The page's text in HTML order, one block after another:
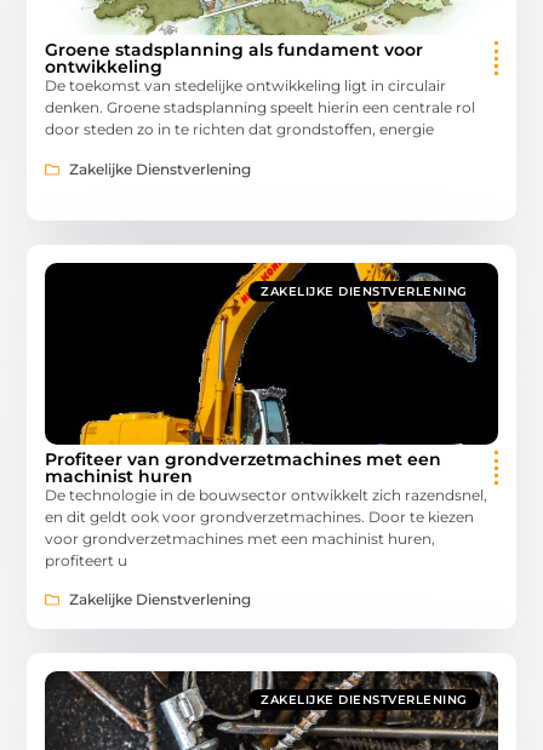
Groene stadsplanning als fundament voor
ontwikkeling
De toekomst van stedelijke ontwikkeling ligt in circulair
denken. Groene stadsplanning speelt hierin een centrale rol
door steden zo in te richten dat grondstoffen, energie
Zakelijke Dienstverlening
ZAKELIJKE DIENSTVERLENING
Profiteer van grondverzetmachines met een
machinist huren
De technologie in de bouwsector ontwikkelt zich razendsnel,
en dit geldt ook voor grondverzetmachines. Door te kiezen
voor grondverzetmachines met een machinist huren,
profiteert u
Zakelijke Dienstverlening
ZAKELIJKE DIENSTVERLENING